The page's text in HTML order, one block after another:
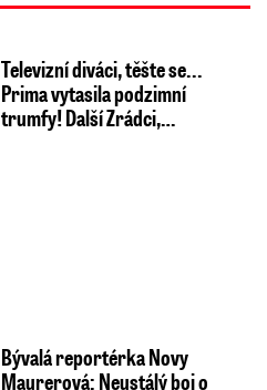
Televizní diváci, těšte se...
Prima vytasila podzimní
trumfy! Další Zrádci,…
Bývalá reportérka Novy
Maurerová: Neustálý boj o